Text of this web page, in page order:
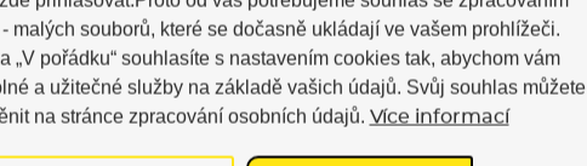
malých souborů, které se dočasně ukládají ve vašem prohlížeči.
„V pořádku“ souhlasíte s nastavením cookies tak, abychom vám
a užitečné služby na základě vašich údajů. Svůj souhlas můžete
na stránce zpracování osobních údajů. Více informací